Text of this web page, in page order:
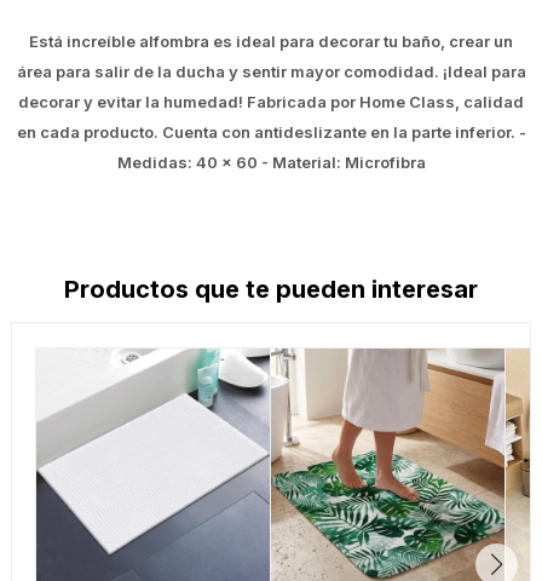
Está increíble alfombra es ideal para decorar tu baño, crear un
área para salir de la ducha y sentir mayor comodidad. ¡Ideal para
decorar y evitar la humedad! Fabricada por Home Class, calidad
en cada producto. Cuenta con antideslizante en la parte inferior. -
Medidas: 40 x 60 - Material: Microfibra
Productos que te pueden interesar